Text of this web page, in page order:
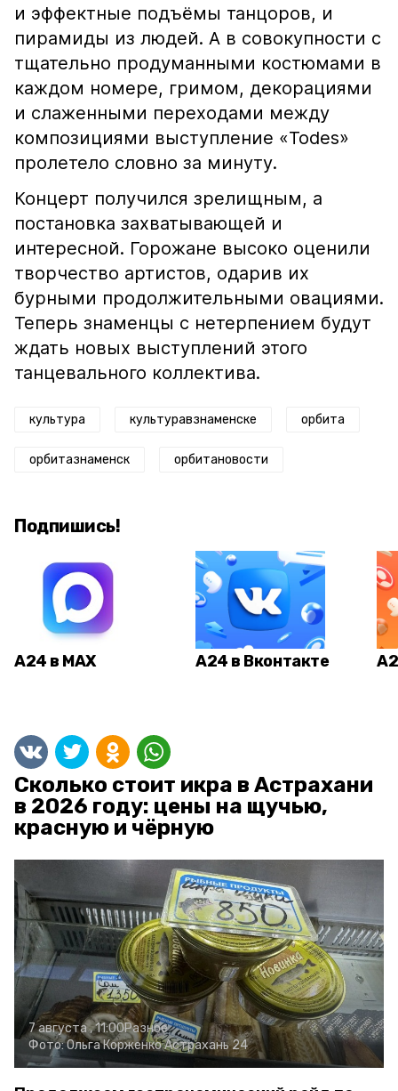
и эффектные подъёмы танцоров, и
пирамиды из людей. А в совокупности с
тщательно продуманными костюмами в
каждом номере, гримом, декорациями
и слаженными переходами между
композициями выступление «Todes»
пролетело словно за минуту.
Концерт получился зрелищным, а
постановка захватывающей и
интересной. Горожане высоко оценили
творчество артистов, одарив их
бурными продолжительными овациями.
Теперь знаменцы с нетерпением будут
ждать новых выступлений этого
танцевального коллектива.
культура культуравзнаменске орбита
орбитазнаменск орбитановости
Подпишись!
А24 в MAX А24 в Вконтакте
Сколько стоит икра в Астрахани
в 2026 году: цены на щучью,
красную и чёрную
7 августа , 11:00Разное
Фото:Ольга КорженкоАстрахань 24